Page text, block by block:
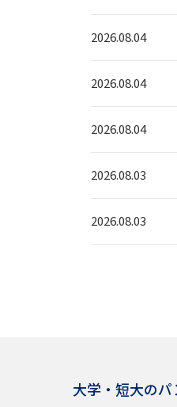
2026.08.04
2026.08.04
2026.08.04
2026.08.03
2026.08.03
大学・短大の